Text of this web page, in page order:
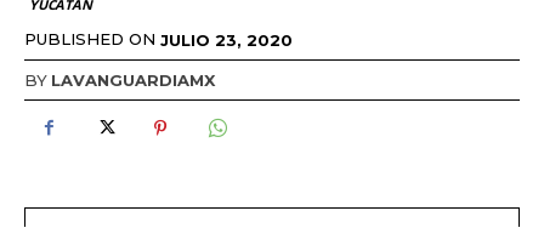
YUCATÁN
PUBLISHED ON JULIO 23, 2020
BY LAVANGUARDIAMX